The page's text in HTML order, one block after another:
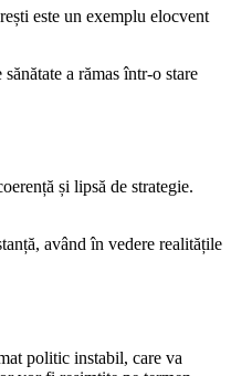
este un exemplu elocvent
a rămas într-o stare
și lipsă de strategie.
având în vedere realitățile
politic instabil, care va